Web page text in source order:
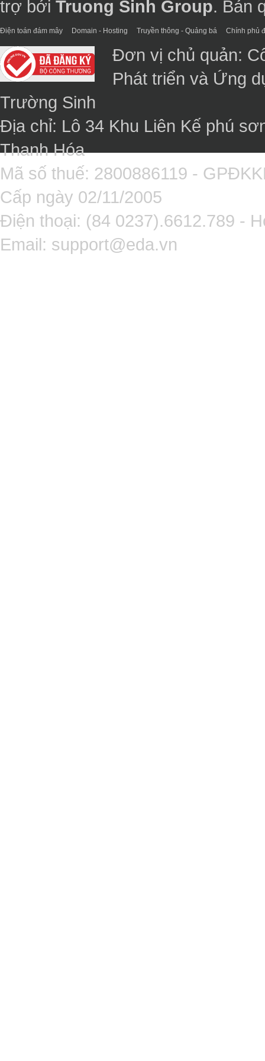
trợ bởi Truong Sinh Group. Bản
Điện toán đám mây Domain - Hosting Truyền thông - Quảng bá Chính phủ
Đơn vị chủ quản:
Phát triển và Ứng
Trường Sinh
Địa chỉ: Lô 34 Khu Liên Kế phú
Thanh Hóa
Mã số thuế: 2800886119 -
Cấp ngày 02/11/2005
Điện thoại: (84 0237).6612.789 -
Email: support@eda.vn